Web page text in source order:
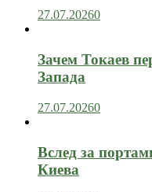
27.07.20260
Зачем Токаев
Запада
27.07.20260
Вслед за
Киева